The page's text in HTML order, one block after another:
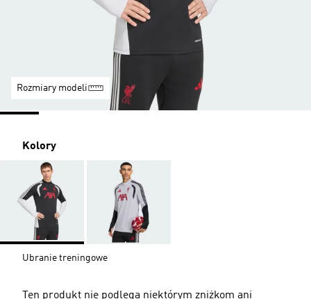
Rozmiary modeli
Kolory
Ubranie treningowe
Ten produkt nie podlega niektórym zniżkom ani